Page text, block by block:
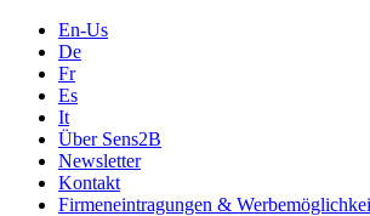
En-Us
De
Fr
Es
It
Über Sens2B
Newsletter
Kontakt
Firmeneintragungen &